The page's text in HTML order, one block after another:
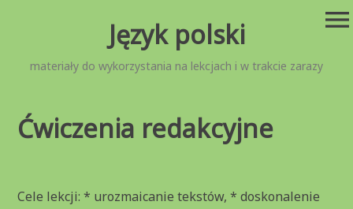
Język polski
materiały do wykorzystania na lekcjach i w trakcie zarazy
menu
Ćwiczenia redakcyjne
Cele lekcji: * urozmaicanie tekstów, * doskonalenie